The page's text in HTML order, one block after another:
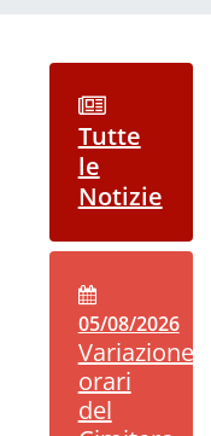
Tutte
le
Notizie
05/08/2026
Variazione
orari
del